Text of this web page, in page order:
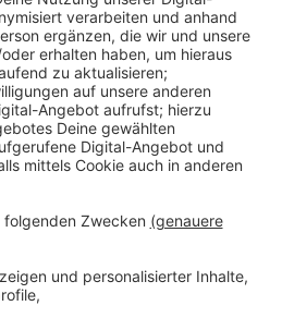
und Besucher sollen den
Unter anderem gibt es eine
und ein
anzureisen. Vor Ort